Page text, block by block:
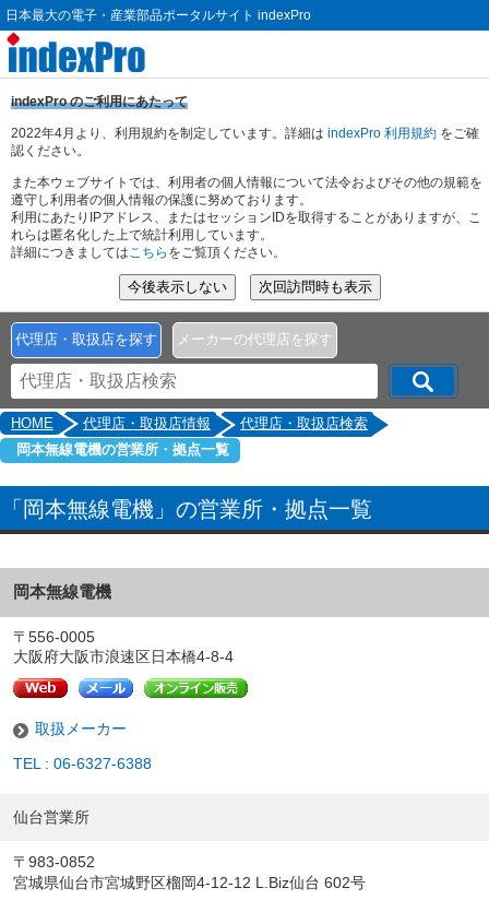
日本最大の電子・産業部品ポータルサイト indexPro
indexPro のご利用にあたって
2022年4月より、利用規約を制定しています。詳細は indexPro 利用規約 をご確
認ください。
また本ウェブサイトでは、利用者の個人情報について法令およびその他の規範を
遵守し利用者の個人情報の保護に努めております。
利用にあたりIPアドレス、またはセッションIDを取得することがありますが、こ
れらは匿名化した上で統計利用しています。
詳細につきましてはこちら をご覧頂ください。
代理店・取扱店を探す メーカーの代理店を探す
HOME 代理店・取扱店情報
代理店・取扱店検索
岡本無線電機の営業所・拠点一覧
「岡本無線電機」の営業所・拠点一覧
岡本無線電機
〒556-0005
大阪府大阪市浪速区日本橋4-8-4
取扱メーカー
TEL : 06-6327-6388
仙台営業所
〒983-0852
宮城県仙台市宮城野区榴岡4-12-12 L.Biz仙台 602号